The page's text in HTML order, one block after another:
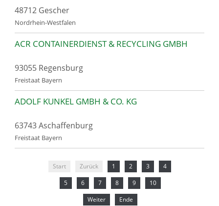
48712 Gescher
Nordrhein-Westfalen
ACR CONTAINERDIENST & RECYCLING GMBH
93055 Regensburg
Freistaat Bayern
ADOLF KUNKEL GMBH & CO. KG
63743 Aschaffenburg
Freistaat Bayern
Start Zurück 1 2 3 4
5 6 7 8 9 10
Weiter Ende